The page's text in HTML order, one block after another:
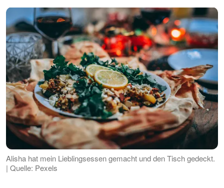
Alisha hat mein Lieblingsessen gemacht und den Tisch gedeckt.
| Quelle: Pexels